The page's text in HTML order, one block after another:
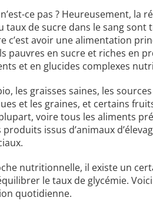
ce pas ? Heureusement, la
taux de sucre dans le sang sont
c’est avoir une alimentation
pauvres en sucre et riches en
et en glucides complexes
les graisses saines, les
et les graines, et certains
voire tous les aliments
issus d’animaux
nutritionnelle, il existe un
le taux de glycémie.
quotidienne.